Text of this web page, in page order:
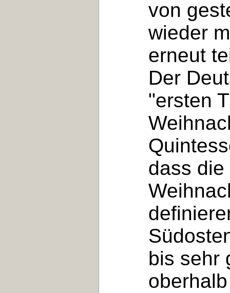
von
wieder
erneut
Der
"ersten
dass
bis sehr